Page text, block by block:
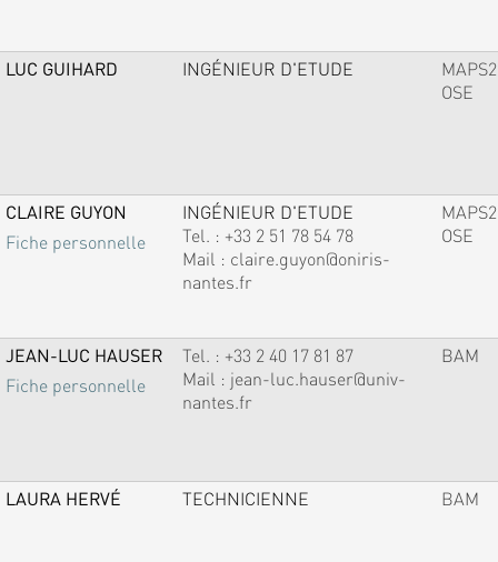
LUC GUIHARD INGÉNIEUR D'ETUDE
MAPS2
OSE
CLAIRE GUYON
Fiche personnelle
INGÉNIEUR D'ETUDE
Tel. : +33 2 51 78 54 78
Mail : claire.guyon@oniris-
nantes.fr
MAPS2
OSE
JEAN-LUC HAUSER
Fiche personnelle
Tel. : +33 2 40 17 81 87
Mail : jean-luc.hauser@univ-
nantes.fr
BAM
LAURA HERVÉ TECHNICIENNE BAM